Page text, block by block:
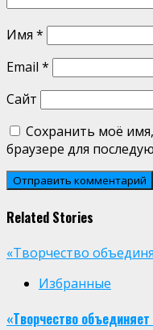
Имя *
Email *
Сайт
Сохранить моё
браузере для
Related Stories
«Творчество
Избранные
«Творчество